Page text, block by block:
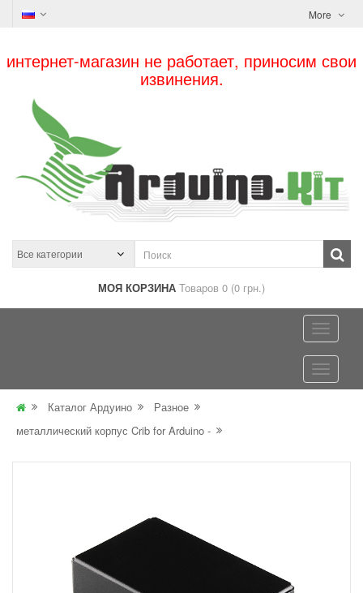
More
интернет-магазин не работает, приносим свои
извинения.
МОЯ КОРЗИНА Товаров 0 (0 грн.)
Каталог Ардуино
Разное
металлический корпус Crib for Arduino -